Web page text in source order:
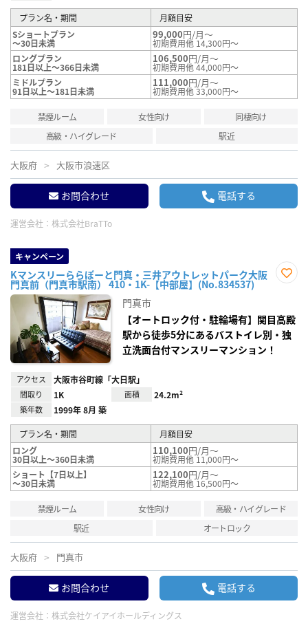
プラン名・期間
月額目安
Sショートプラン
～30日未満
99,000円/月～
初期費用他 14,300円～
ロングプラン
181日以上～366日未満
106,500円/月～
初期費用他 44,000円～
ミドルプラン
91日以上～181日未満
111,000円/月～
初期費用他 33,000円～
禁煙ルーム 女性向け
同棲向け
高級・ハイグレード
駅近
大阪府 大阪市浪速区
お問合わせ 電話する
運営会社： 株式会社BraTTo
キャンペーン
Kマンスリーららぽーと門真・三井アウトレットパーク大阪
門真前（門真市駅南） 410・1K-【中部屋】(No.834537)
録
門真市
【オートロック付・駐輪場有】関目高殿
駅から徒歩5分にあるバストイレ別・独
立洗面台付マンスリーマンション！
アクセス 大阪市谷町線「大日駅」
間取り 1K 面積 24.2m²
築年数 1999年 8月 築
プラン名・期間
月額目安
ロング
30日以上～360日未満
110,100円/月～
初期費用他 11,000円～
ショート【7日以上】
～30日未満
122,100円/月～
初期費用他 16,500円～
禁煙ルーム 女性向け
高級・ハイグレード
駅近
オートロック
大阪府 門真市
お問合わせ 電話する
運営会社： 株式会社ケイアイホールディングス